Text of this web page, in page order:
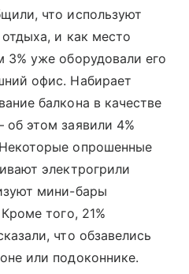
что используют
и как место
уже оборудовали его
офис. Набирает
балкона в качестве
этом заявили 4%
опрошенные
электрогрили
мини-бары
того, 21%
что обзавелись
или подоконнике.